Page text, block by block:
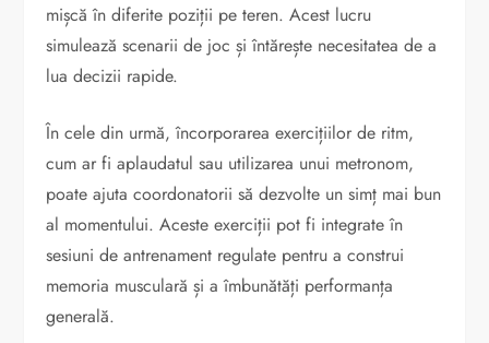
mișcă în diferite poziții pe teren. Acest lucru
simulează scenarii de joc și întărește necesitatea de a
lua decizii rapide.
În cele din urmă, încorporarea exercițiilor de ritm,
cum ar fi aplaudatul sau utilizarea unui metronom,
poate ajuta coordonatorii să dezvolte un simț mai bun
al momentului. Aceste exerciții pot fi integrate în
sesiuni de antrenament regulate pentru a construi
memoria musculară și a îmbunătăți performanța
generală.